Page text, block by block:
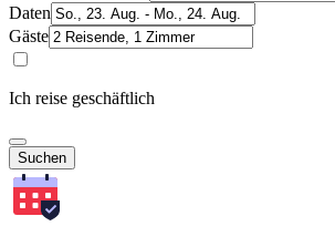
Daten
Gäste
Ich reise geschäftlich
Suchen